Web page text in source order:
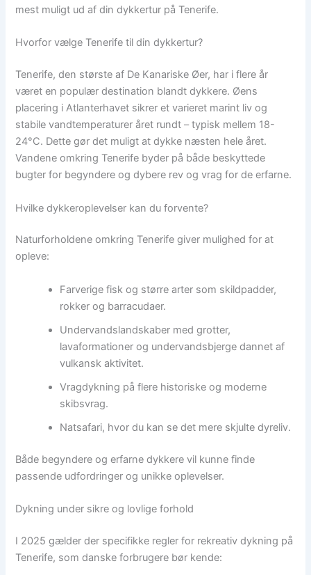
mest muligt ud af din dykkertur på Tenerife.
Hvorfor vælge Tenerife til din dykkertur?
Tenerife, den største af De Kanariske Øer, har i flere år
været en populær destination blandt dykkere. Øens
placering i Atlanterhavet sikrer et varieret marint liv og
stabile vandtemperaturer året rundt – typisk mellem 18-
24°C. Dette gør det muligt at dykke næsten hele året.
Vandene omkring Tenerife byder på både beskyttede
bugter for begyndere og dybere rev og vrag for de erfarne.
Hvilke dykkeroplevelser kan du forvente?
Naturforholdene omkring Tenerife giver mulighed for at
opleve:
Farverige fisk og større arter som skildpadder,
rokker og barracudaer.
Undervandslandskaber med grotter,
lavaformationer og undervandsbjerge dannet af
vulkansk aktivitet.
Vragdykning på flere historiske og moderne
skibsvrag.
Natsafari, hvor du kan se det mere skjulte dyreliv.
Både begyndere og erfarne dykkere vil kunne finde
passende udfordringer og unikke oplevelser.
Dykning under sikre og lovlige forhold
I 2025 gælder der specifikke regler for rekreativ dykning på
Tenerife, som danske forbrugere bør kende: